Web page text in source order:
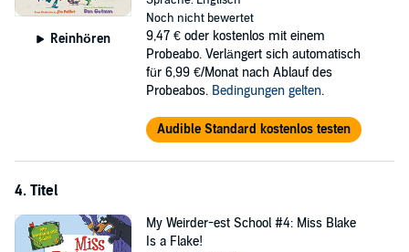
Reinhören
Noch nicht bewertet
9,47 € oder kostenlos mit einem
Probeabo. Verlängert sich automatisch
für 6,99 €/Monat nach Ablauf des
Probeabos. Bedingungen gelten.
Audible Standard kostenlos testen
4. Titel
My Weirder-est School #4: Miss Blake
Is a Flake!